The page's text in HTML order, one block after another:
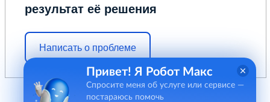
результат её решения
Написать о проблеме
Привет! Я Робот Макс
Спросите меня об услуге или сервисе —
постараюсь помочь